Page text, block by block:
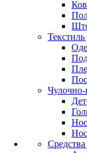
Чулочно-